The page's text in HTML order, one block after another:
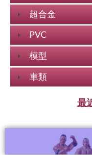
超合金
PVC
模型
車類
最